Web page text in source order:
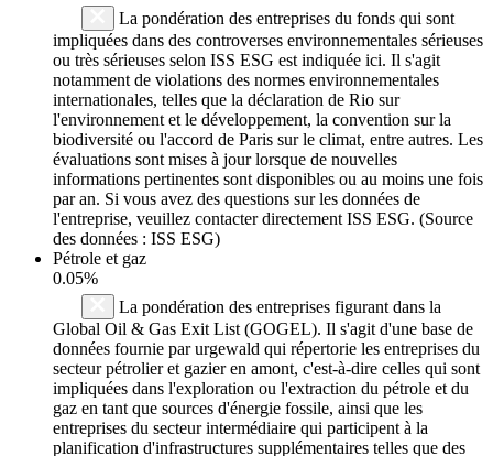
La pondération des entreprises du fonds qui sont
impliquées dans des controverses environnementales sérieuses
ou très sérieuses selon ISS ESG est indiquée ici. Il s'agit
notamment de violations des normes environnementales
internationales, telles que la déclaration de Rio sur
l'environnement et le développement, la convention sur la
biodiversité ou l'accord de Paris sur le climat, entre autres. Les
évaluations sont mises à jour lorsque de nouvelles
informations pertinentes sont disponibles ou au moins une fois
par an. Si vous avez des questions sur les données de
l'entreprise, veuillez contacter directement ISS ESG. (Source
des données : ISS ESG)
Pétrole et gaz
0.05%
La pondération des entreprises figurant dans la
Global Oil & Gas Exit List (GOGEL). Il s'agit d'une base de
données fournie par urgewald qui répertorie les entreprises du
secteur pétrolier et gazier en amont, c'est-à-dire celles qui sont
impliquées dans l'exploration ou l'extraction du pétrole et du
gaz en tant que sources d'énergie fossile, ainsi que les
entreprises du secteur intermédiaire qui participent à la
planification d'infrastructures supplémentaires telles que des